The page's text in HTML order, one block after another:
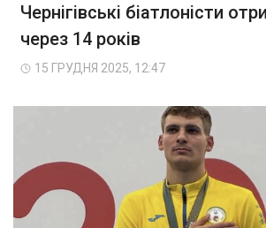
Чернігівські біатлоністи
через 14 років
15 ГРУДНЯ 2025, 12:47